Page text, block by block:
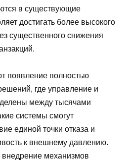
в существующие
достигать более высокого
существенного снижения
появление полностью
где управление и
между тысячами
системы смогут
единой точки отказа и
к внешнему давлению.
внедрение механизмов